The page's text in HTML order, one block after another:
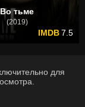
Во тьме
(2019)
7.5
для